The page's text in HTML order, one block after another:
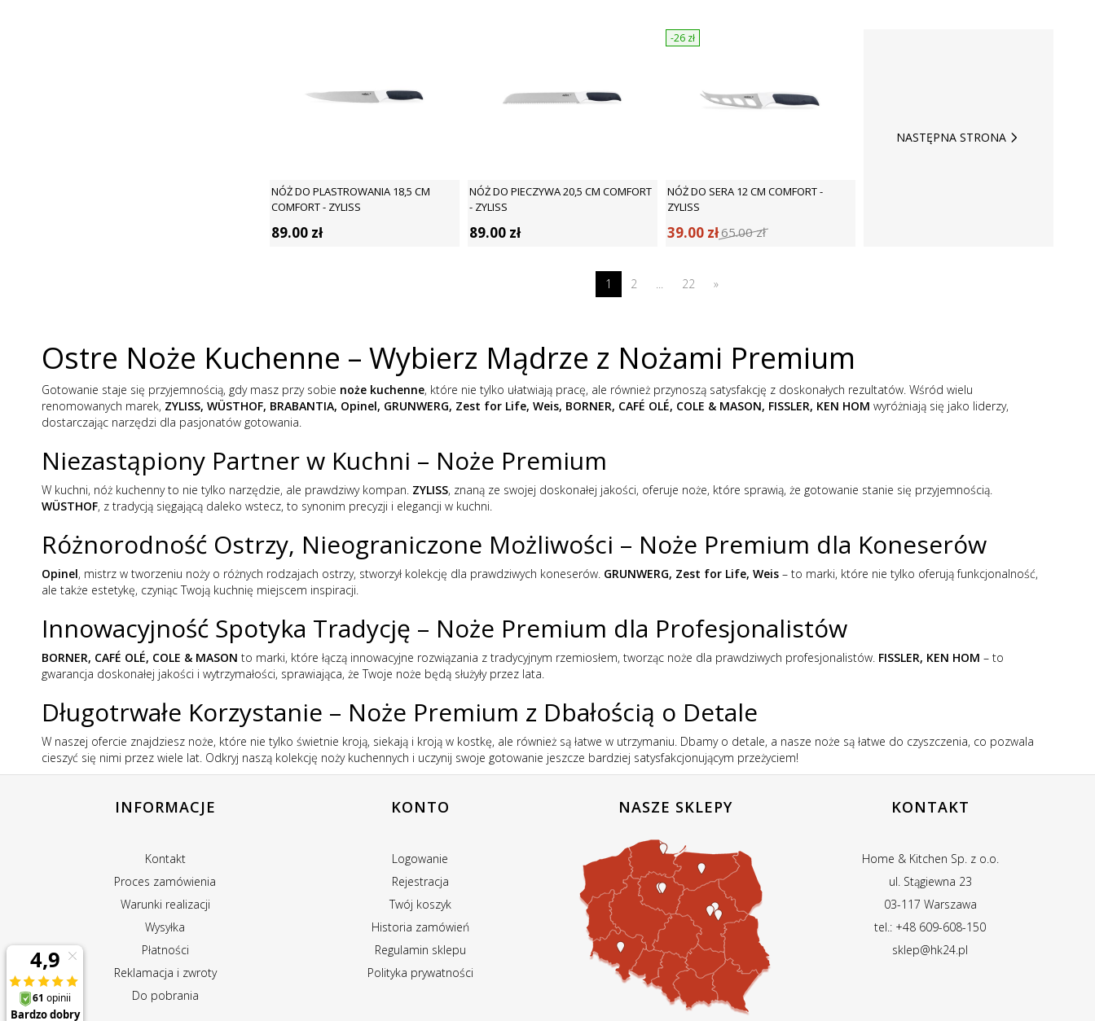
NÓŻ DO PLASTROWANIA 18,5 CM
COMFORT - ZYLISS
89.00 zł
NÓŻ DO PIECZYWA 20,5 CM COMFORT
- ZYLISS
89.00 zł
-26 zł
NÓŻ DO SERA 12 CM COMFORT -
ZYLISS
39.00 zł65.00zł
NASTĘPNA STRONA
1 2 22 »
Ostre Noże Kuchenne – Wybierz Mądrze z Nożami Premium
Gotowanie staje się przyjemnością, gdy masz przy sobie noże kuchenne, które nie tylko ułatwiają pracę, ale również przynoszą satysfakcję z doskonałych rezultatów. Wśród wielu
renomowanych marek, ZYLISS, WÜSTHOF, BRABANTIA, Opinel, GRUNWERG, Zest for Life, Weis, BORNER, CAFÉ OLÉ, COLE & MASON, FISSLER, KEN HOM wyróżniają się jako liderzy,
dostarczając narzędzi dla pasjonatów gotowania.
Niezastąpiony Partner w Kuchni – Noże Premium
W kuchni, nóż kuchenny to nie tylko narzędzie, ale prawdziwy kompan. ZYLISS, znaną ze swojej doskonałej jakości, oferuje noże, które sprawią, że gotowanie stanie się przyjemnością.
WÜSTHOF, z tradycją sięgającą daleko wstecz, to synonim precyzji i elegancji w kuchni.
Różnorodność Ostrzy, Nieograniczone Możliwości – Noże Premium dla Koneserów
Opinel, mistrz w tworzeniu noży o różnych rodzajach ostrzy, stworzył kolekcję dla prawdziwych koneserów. GRUNWERG, Zest for Life, Weis – to marki, które nie tylko oferują funkcjonalność,
ale także estetykę, czyniąc Twoją kuchnię miejscem inspiracji.
Innowacyjność Spotyka Tradycję – Noże Premium dla Profesjonalistów
BORNER, CAFÉ OLÉ, COLE & MASON to marki, które łączą innowacyjne rozwiązania z tradycyjnym rzemiosłem, tworząc noże dla prawdziwych profesjonalistów. FISSLER, KEN HOM – to
gwarancja doskonałej jakości i wytrzymałości, sprawiająca, że Twoje noże będą służyły przez lata.
Długotrwałe Korzystanie – Noże Premium z Dbałością o Detale
W naszej ofercie znajdziesz noże, które nie tylko świetnie kroją, siekają i kroją w kostkę, ale również są łatwe w utrzymaniu. Dbamy o detale, a nasze noże są łatwe do czyszczenia, co pozwala
cieszyć się nimi przez wiele lat. Odkryj naszą kolekcję noży kuchennych i uczynij swoje gotowanie jeszcze bardziej satysfakcjonującym przeżyciem!
INFORMACJE
Kontakt
Proces zamówienia
Warunki realizacji
Wysyłka
Płatności
Reklamacja i zwroty
Do pobrania
KONTO
Logowanie
Rejestracja
Twój koszyk
Historia zamówień
Regulamin sklepu
Polityka prywatności
NASZE SKLEPY KONTAKT
Home & Kitchen Sp. z o.o.
ul. Stągiewna 23
03-117 Warszawa
tel.: +48 609-608-150
sklep@hk24.pl